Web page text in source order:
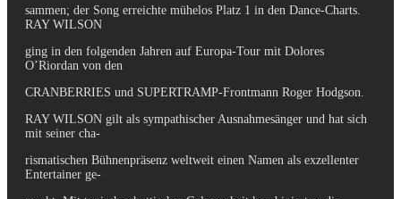
sammen; der Song erreichte mühelos Platz 1 in den Dance-Charts.
RAY WILSON
ging in den folgenden Jahren auf Europa-Tour mit Dolores
O’Riordan von den
CRANBERRIES und SUPERTRAMP-Frontmann Roger Hodgson.
RAY WILSON gilt als sympathischer Ausnahmesänger und hat sich
mit seiner cha-
rismatischen Bühnenpräsenz weltweit einen Namen als exzellenter
Entertainer ge-